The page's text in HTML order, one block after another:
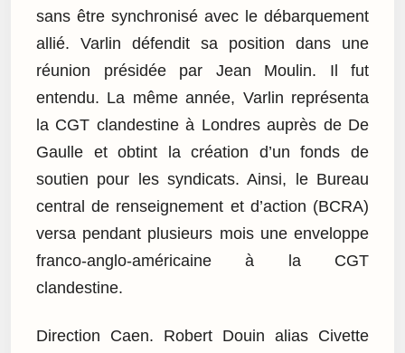
sans être synchronisé avec le débarquement
allié. Varlin défendit sa position dans une
réunion présidée par Jean Moulin. Il fut
entendu. La même année, Varlin représenta
la CGT clandestine à Londres auprès de De
Gaulle et obtint la création d’un fonds de
soutien pour les syndicats. Ainsi, le Bureau
central de renseignement et d’action (BCRA)
versa pendant plusieurs mois une enveloppe
franco-anglo-américaine à la CGT
clandestine.
Direction Caen. Robert Douin alias Civette